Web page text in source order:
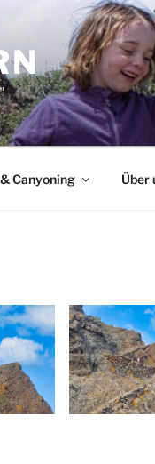
Canyoning Über